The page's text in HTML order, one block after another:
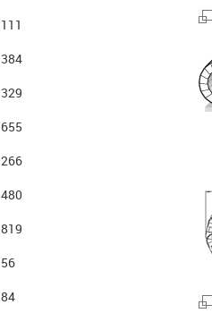
111
384
329
655
266
480
819
56
84